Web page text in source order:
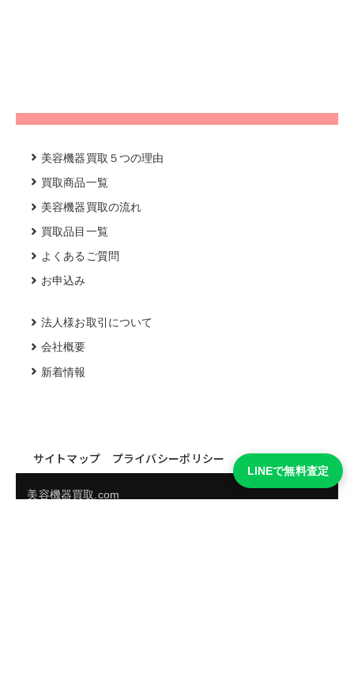
美容機器買取５つの理由
買取商品一覧
美容機器買取の流れ
買取品目一覧
よくあるご質問
お申込み
法人様お取引について
会社概要
新着情報
サイトマップ プライバシーポリシー
美容機器買取.com
LINEで無料査定